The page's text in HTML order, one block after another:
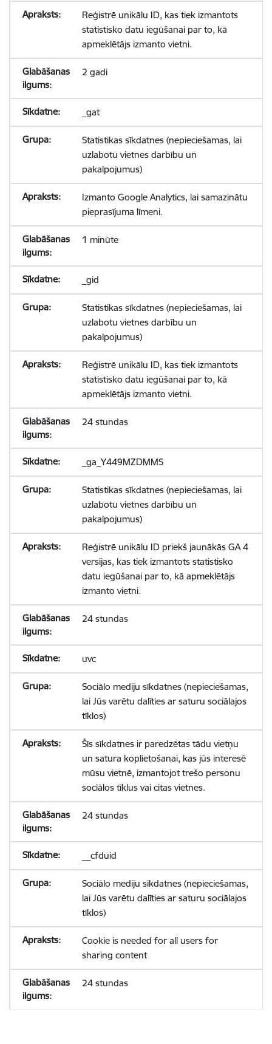
Reģistrē unikālu ID, kas tiek izmantots
statistisko datu iegūšanai par to, kā
apmeklētājs izmanto vietni.
2 gadi
_gat
Statistikas sīkdatnes (nepieciešamas, lai
uzlabotu vietnes darbību un
pakalpojumus)
Izmanto Google Analytics, lai samazinātu
pieprasījuma līmeni.
1 minūte
_gid
Statistikas sīkdatnes (nepieciešamas, lai
uzlabotu vietnes darbību un
pakalpojumus)
Reģistrē unikālu ID, kas tiek izmantots
statistisko datu iegūšanai par to, kā
apmeklētājs izmanto vietni.
24 stundas
_ga_Y449MZDMMS
Statistikas sīkdatnes (nepieciešamas, lai
uzlabotu vietnes darbību un
pakalpojumus)
Reģistrē unikālu ID priekš jaunākās GA 4
versijas, kas tiek izmantots statistisko
datu iegūšanai par to, kā apmeklētājs
izmanto vietni.
24 stundas
uvc
Sociālo mediju sīkdatnes (nepieciešamas,
lai Jūs varētu dalīties ar saturu sociālajos
tīklos)
Šīs sīkdatnes ir paredzētas tādu vietņu
un satura koplietošanai, kas jūs interesē
mūsu vietnē, izmantojot trešo personu
sociālos tīklus vai citas vietnes.
24 stundas
__cfduid
Sociālo mediju sīkdatnes (nepieciešamas,
lai Jūs varētu dalīties ar saturu sociālajos
tīklos)
Cookie is needed for all users for
sharing content
24 stundas